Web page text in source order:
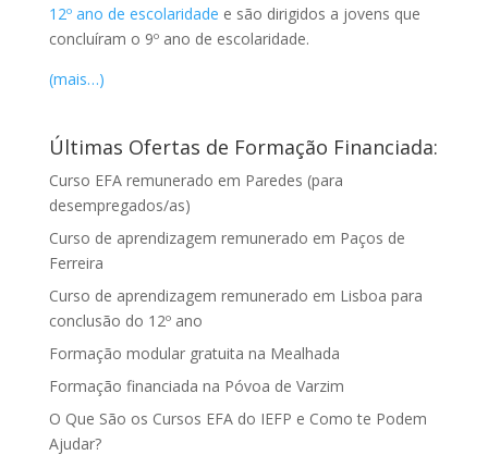
12º ano de escolaridade e são dirigidos a jovens que
concluíram o 9º ano de escolaridade.
(mais…)
Últimas Ofertas de Formação Financiada:
Curso EFA remunerado em Paredes (para
desempregados/as)
Curso de aprendizagem remunerado em Paços de
Ferreira
Curso de aprendizagem remunerado em Lisboa para
conclusão do 12º ano
Formação modular gratuita na Mealhada
Formação financiada na Póvoa de Varzim
O Que São os Cursos EFA do IEFP e Como te Podem
Ajudar?